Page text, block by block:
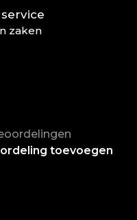
zaken
toevoegen